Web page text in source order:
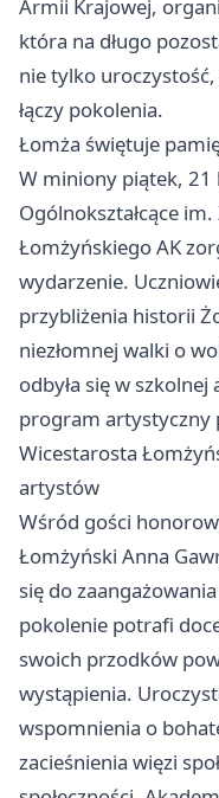
Armii Krajowej,
która na długo
nie tylko
łączy pokolenia.
Łomża świętuje
W miniony piątek,
Ogólnokształcące
Łomżyńskiego AK
wydarzenie.
przybliżenia historii
niezłomnej walki o
odbyła się w szkolnej
program artystyczny
Wicestarosta
artystów
Wśród gości
Łomżyński Anna
się do
pokolenie potrafi
swoich przodków
wystąpienia.
wspomnienia o
zacieśnienia więzi